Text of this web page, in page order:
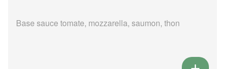
Base sauce tomate, mozzarella, saumon, thon